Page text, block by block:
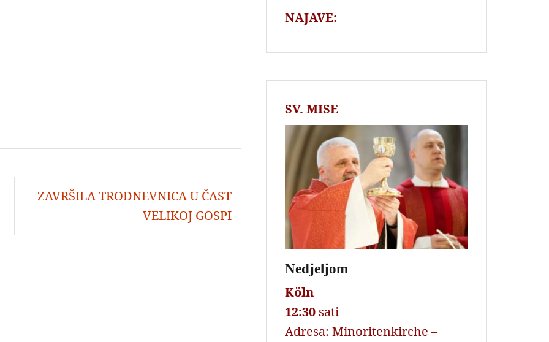
ZAVRŠILA TRODNEVNICA U ČAST
VELIKOJ GOSPI
NAJAVE:
SV. MISE
Nedjeljom
Köln
12:30 sati
Adresa: Minoritenkirche –